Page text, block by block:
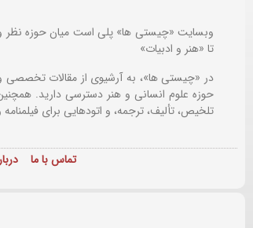
وبسایت «چیستی ها» پلی است میان حوزه نظر
تا «هنر و ادبیات»
در «چیستی ها»، به آرشیوی از مقالات
حوزه علوم انسانی و هنر دسترسی دارید.
تلخیص، تألیف، ترجمه، و اتودهایی برای
تماس با ما